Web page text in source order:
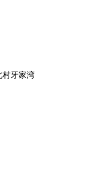
村牙家湾